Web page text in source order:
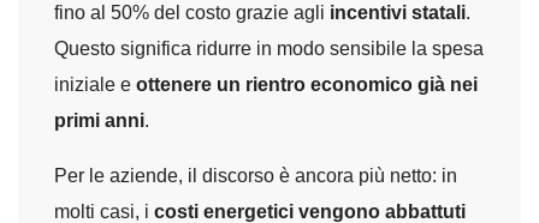
fino al 50% del costo grazie agli incentivi statali.
Questo significa ridurre in modo sensibile la spesa
iniziale e ottenere un rientro economico già nei
primi anni.
Per le aziende, il discorso è ancora più netto: in
molti casi, i costi energetici vengono abbattuti